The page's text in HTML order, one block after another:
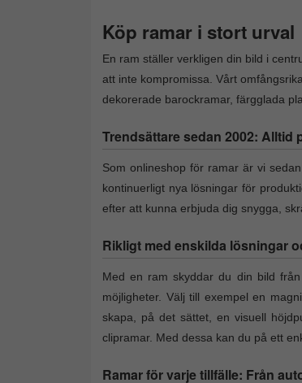
Köp ramar i stort urval
En ram ställer verkligen din bild i
att inte kompromissa. Vårt
dekorerade barockramar, färgglada
Trendsättare sedan 2002: Alltid
Som onlineshop för ramar är vi
kontinuerligt nya lösningar för
efter att kunna erbjuda dig snygga,
Rikligt med enskilda lösningar
Med en ram skyddar du din bild
möjligheter. Välj till exempel en
skapa, på det sättet, en visuell
clipramar. Med dessa kan du på ett
Ramar för varje tillfälle: Från